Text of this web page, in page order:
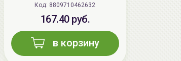
Код: 8809710462632
167.40 руб.
в корзину